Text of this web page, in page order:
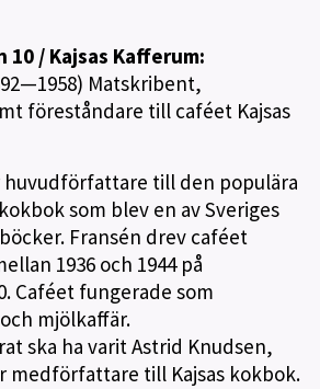
/ Kajsas Kafferum:
Matskribent,
föreståndare till caféet Kajsas
huvudförfattare till den populära
som blev en av Sveriges
Fransén drev caféet
1936 och 1944 på
Caféet fungerade som
mjölkaffär.
ska ha varit Astrid Knudsen,
medförfattare till Kajsas kokbok.